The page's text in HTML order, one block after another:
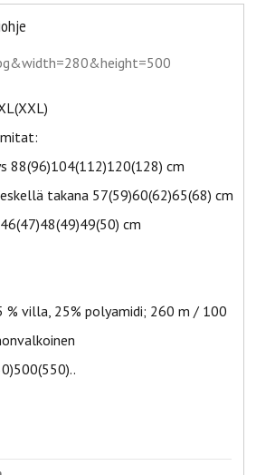
88(96)104(112)120(128) cm
takana 57(59)60(62)65(68) cm
cm
% villa, 25% polyamidi; 260 m / 100